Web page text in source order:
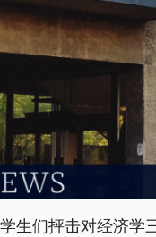
学生们抨击对经济学